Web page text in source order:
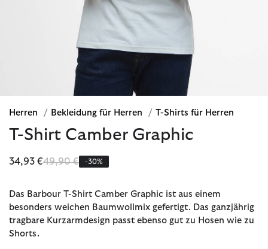
Herren / Bekleidung für Herren / T-Shirts für Herren
T-Shirt Camber Graphic
34,93 €Reduziert von
49,90 €bis-30%
Das Barbour T-Shirt Camber Graphic ist aus einem
besonders weichen Baumwollmix gefertigt. Das ganzjährig
tragbare Kurzarmdesign passt ebenso gut zu Hosen wie zu
Shorts.